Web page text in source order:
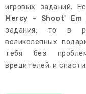
игровых заданий.
Mercy - Shoot'
задания, то в
великолепных
тебя без
вредителей, и